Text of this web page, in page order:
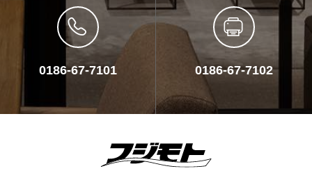
0186-67-7101 0186-67-7102